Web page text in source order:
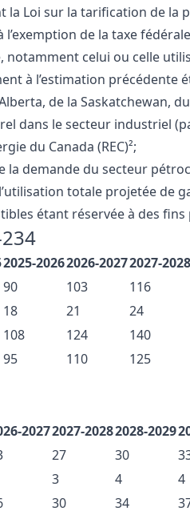
la Loi sur la tarification de
de la taxe
celui ou celle
à l’estimation
de la Saskatchewan,
dans le secteur industriel
du Canada (REC)²;
demande du secteur
totale projetée
étant réservée à des fins
2025-20262026-20272027-2028
90 103 116
18 21 24
108 124 140
95 110 125
20272027-20282028-2029
27 30
3 4 4
30 34